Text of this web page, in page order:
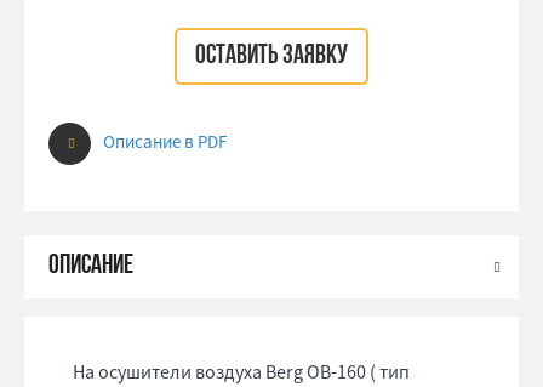
ОСТАВИТЬ ЗАЯВКУ
Описание в PDF
На осушители воздуха Berg OB-160 ( тип